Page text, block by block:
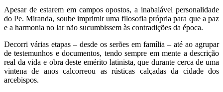
Apesar de estarem em campos opostos, a inabalável personalidade
do Pe. Miranda, soube imprimir uma filosofia própria para que a paz
e a harmonia no lar não sucumbissem às contradições da época.
Decorri várias etapas – desde os serões em família – até ao agrupar
de testemunhos e documentos, tendo sempre em mente a descrição
real da vida e obra deste emérito latinista, que durante cerca de uma
vintena de anos calcorreou as rústicas calçadas da cidade dos
arcebispos.